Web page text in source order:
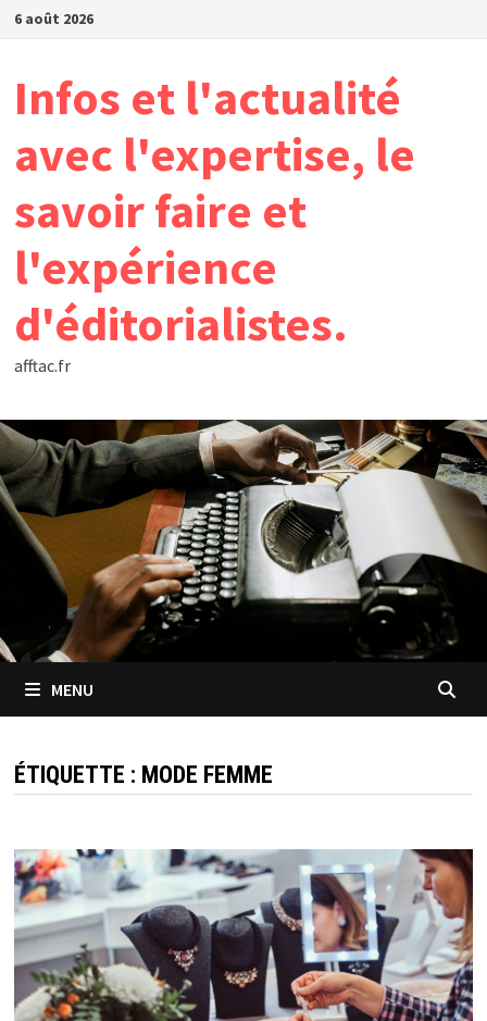
Passer
6 août 2026
Infos et l'actualité
avec l'expertise, le
savoir faire et
l'expérience
d'éditorialistes.
afftac.fr
MENU
ÉTIQUETTE : MODE FEMME